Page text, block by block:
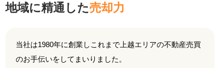
地域に精通した売却力
当社は1980年に創業しこれまで上越エリアの不動産売買
のお手伝いをしてまいりました。